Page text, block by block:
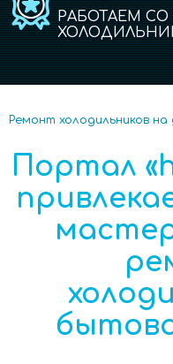
РАБОТАЕМ
Ремонт холодильников на
Портал